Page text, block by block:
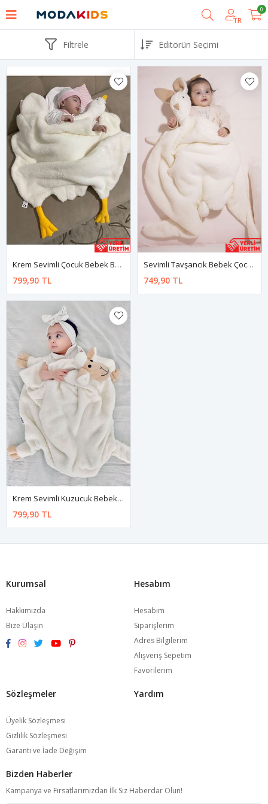
TR
0
Filtrele
Krem Sevimli Çocuk Bebek Battaniyesi Ördek Kışlık Peluş Welsoft Kaz Battaniye
799,90 TL
Sevimli Tavşancık Bebek Çocuk Battaniyesi Kışlık Peluş Welsoft Tavşan Battaniye
749,90 TL
Krem Sevimli Kuzucuk Bebek Çocuk Battaniyesi Kışlık Peluş Welsoft Koyun Kuzu Battaniye
799,90 TL
Kurumsal
Hakkımızda
Bize Ulaşın
Hesabım
Hesabım
Siparişlerim
Adres Bilgilerim
Alışveriş Sepetim
Favorilerim
Sözleşmeler
Üyelik Sözleşmesi
Gizlilik Sözleşmesi
Garanti ve İade Değişim
Yardım
Bizden Haberler
Kampanya ve Fırsatlarımızdan İlk Siz Haberdar Olun!